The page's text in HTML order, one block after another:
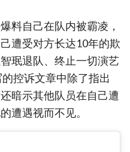
料自己在队内被霸凌，
遭受对方长达10年的欺
珉退队、终止一切演艺
控诉文章中除了指出
暗示其他队员在自己遭
遭遇视而不见。